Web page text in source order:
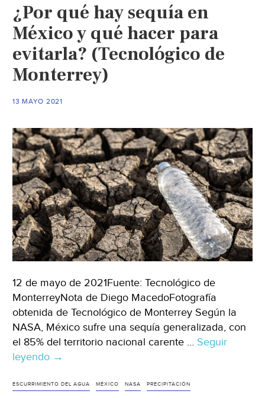
lloviendo
(Milenio)
¿Por qué hay sequía en
México y qué hacer para
evitarla? (Tecnológico de
Monterrey)
13 MAYO 2021
12 de mayo de 2021Fuente: Tecnológico de
MonterreyNota de Diego MacedoFotografía
obtenida de Tecnológico de Monterrey Según la
NASA, México sufre una sequía generalizada, con
el 85% del territorio nacional carente … Seguir
leyendo ¿Por
hay
→
ESCURRIMIENTO DEL AGUA MÉXICO NASA PRECIPITACIÓN